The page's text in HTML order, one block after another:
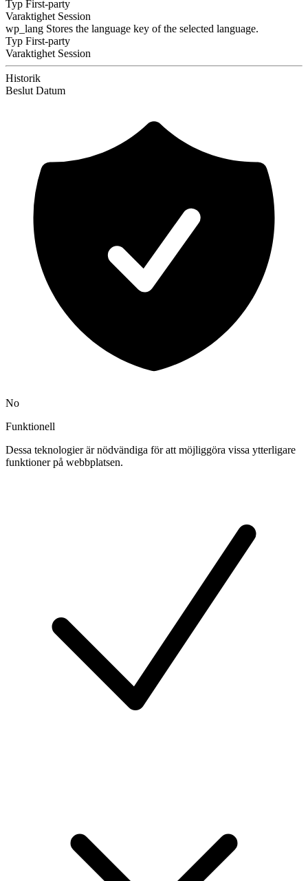
Typ First-party
Varaktighet Session
wp_lang Stores the language key of the selected language.
Typ First-party
Varaktighet Session
Historik
Beslut Datum
No
Funktionell
Dessa teknologier är nödvändiga för att möjliggöra vissa ytterligare
funktioner på webbplatsen.